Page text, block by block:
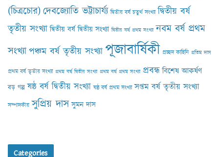
(চিত্রচোর)দেবজ্যোতি ভট্টাচার্য্য দ্বিতীয় বর্ষ চতুর্থ সংখ্যা দ্বিতীয় বর্ষ
তৃতীয় সংখ্যা দ্বিতীয় বর্ষ দ্বিতীয় সংখ্যা দ্বিতীয় বর্ষ প্রথম সংখ্যা নবম বর্ষ প্রথম
সংখ্যাপঞ্চম বর্ষ তৃতীয় সংখ্যা পূজাবার্ষিকী প্রচ্ছদ কাহিনি প্রতিম দাস
প্রথম বর্ষ তৃতীয় সংখ্যা প্রথম বর্ষ দ্বিতীয় সংখ্যা প্রথম বর্ষ প্রথম সংখ্যা প্রবন্ধ বিশেষ আকর্ষণ
বড় গল্প ষষ্ঠ বর্ষ দ্বিতীয় সংখ্যা ষষ্ঠ বর্ষ প্রথম সংখ্যা সপ্তম বর্ষ তৃতীয় সংখ্যা
সম্পাদকীয় সুপ্রিয় দাস সুমন দাস
Categories